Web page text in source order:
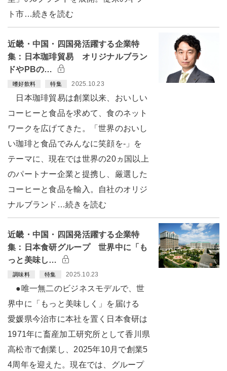
ト市…続きを読む
近畿・中国・四国発活躍する企業特
集：日本珈琲貿易 オリジナルブラン
ドやPBの…
嗜好飲料 特集 2025.10.23
日本珈琲貿易は創業以来、おいしい
コーヒーと食品を求めて、食のネット
ワークを広げてきた。「世界のおいし
い珈琲と食品でみんなに笑顔を-」を
テーマに、現在では世界の20ヵ国以上
のパートナー企業と提携し、厳選した
コーヒーと食品を輸入。自社のオリジ
ナルブランド…続きを読む
近畿・中国・四国発活躍する企業特
集：日本食研グループ 世界中に「も
っと美味し…
調味料 特集 2025.10.23
●唯一無二のビジネスモデルで、世
界中に「もっと美味しく」を届ける
愛媛県今治市に本社を置く日本食研は
1971年に畜産加工研究所として香川県
高松市で創業し、2025年10月で創業5
4周年を迎えた。現在では、グループ